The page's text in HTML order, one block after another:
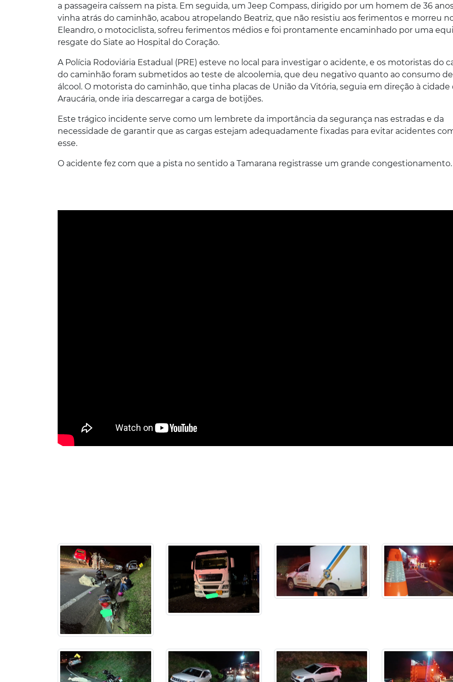
a passageira caíssem na pista. Em seguida, um Jeep Compass, dirigido por um homem de 36
vinha atrás do caminhão, acabou atropelando Beatriz, que não resistiu aos ferimentos e morreu
Eleandro, o motociclista, sofreu ferimentos médios e foi prontamente encaminhado por uma
resgate do Siate ao Hospital do Coração.
A Polícia Rodoviária Estadual (PRE) esteve no local para investigar o acidente, e os motoristas do
do caminhão foram submetidos ao teste de alcoolemia, que deu negativo quanto ao consumo de
álcool. O motorista do caminhão, que tinha placas de União da Vitória, seguia em direção à cidade
Araucária, onde iria descarregar a carga de botijões.
Este trágico incidente serve como um lembrete da importância da segurança nas estradas e da
necessidade de garantir que as cargas estejam adequadamente fixadas para evitar acidentes
esse.
O acidente fez com que a pista no sentido a Tamarana registrasse um grande congestionamento.